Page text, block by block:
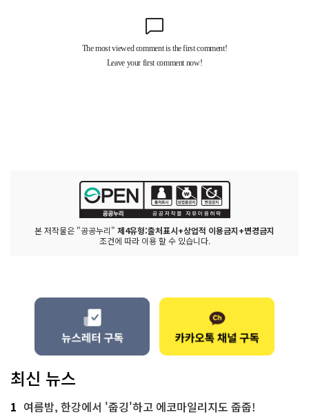
본 저작물은 "공공누리" 제4유형:출처표시+상업적 이용금지+변경금지
조건에 따라 이용 할 수 있습니다.
최신 뉴스
1 여름밤, 한강에서 '줍깅'하고 에코마일리지도 줍줍!